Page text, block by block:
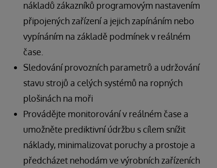
nákladů zákazníků programovým nastavením
připojených zařízení a jejich zapínáním nebo
vypínáním na základě podmínek v reálném
čase.
Sledování provozních parametrů a udržování
stavu strojů a celých systémů na ropných
plošinách na moři
Provádějte monitorování v reálném čase a
umožněte prediktivní údržbu s cílem snížit
náklady, minimalizovat poruchy a prostoje a
předcházet nehodám ve výrobních zařízeních